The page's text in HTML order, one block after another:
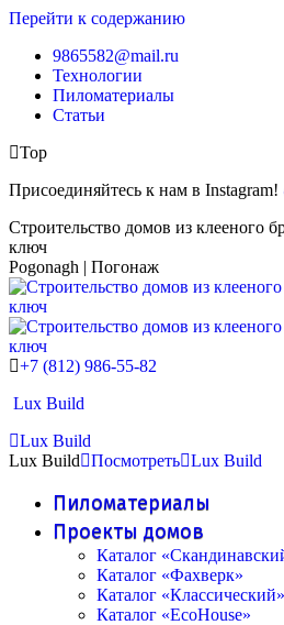
Перейти к содержанию
9865582@mail.ru
Технологии
Пиломатериалы
Статьи
Top
Присоединяйтесь к нам в Instagram!
Строительство домов из клееного
ключ
Pogonagh | Погонаж
+7 (812) 986-55-82
Lux Build
Lux Build
Lux Build
Посмотреть Lux Build
Пиломатериалы
Проекты домов
Каталог
Каталог «Фахверк»
Каталог «Классический»
Каталог «EcoHouse»